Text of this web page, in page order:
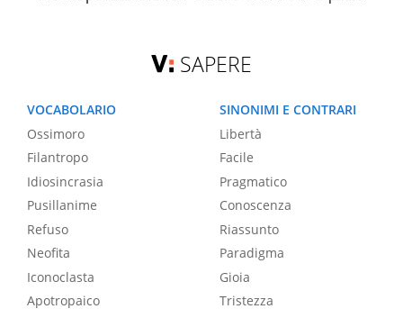
SAPERE
VOCABOLARIO
Ossimoro
Filantropo
Idiosincrasia
Pusillanime
Refuso
Neofita
Iconoclasta
Apotropaico
SINONIMI E CONTRARI
Libertà
Facile
Pragmatico
Conoscenza
Riassunto
Paradigma
Gioia
Tristezza